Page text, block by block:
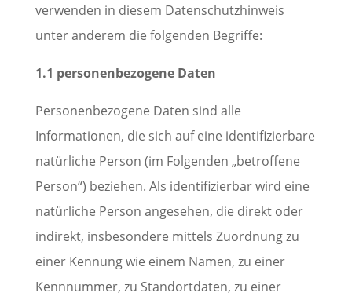
verwenden in diesem Datenschutzhinweis
unter anderem die folgenden Begriffe:
1.1 personenbezogene Daten
Personenbezogene Daten sind alle
Informationen, die sich auf eine identifizierbare
natürliche Person (im Folgenden „betroffene
Person“) beziehen. Als identifizierbar wird eine
natürliche Person angesehen, die direkt oder
indirekt, insbesondere mittels Zuordnung zu
einer Kennung wie einem Namen, zu einer
Kennnummer, zu Standortdaten, zu einer